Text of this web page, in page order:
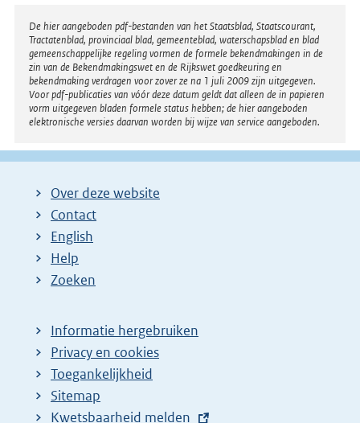
Disclaimer
De hier aangeboden pdf-bestanden van het Staatsblad, Staatscourant,
Tractatenblad, provinciaal blad, gemeenteblad, waterschapsblad en blad
gemeenschappelijke regeling vormen de formele bekendmakingen in de
zin van de Bekendmakingswet en de Rijkswet goedkeuring en
bekendmaking verdragen voor zover ze na 1 juli 2009 zijn uitgegeven.
Voor pdf-publicaties van vóór deze datum geldt dat alleen de in papieren
vorm uitgegeven bladen formele status hebben; de hier aangeboden
elektronische versies daarvan worden bij wijze van service aangeboden.
Over deze website
Contact
English
Help
Zoeken
Informatie hergebruiken
Privacy en cookies
Toegankelijkheid
Sitemap
E
Kwetsbaarheid melden